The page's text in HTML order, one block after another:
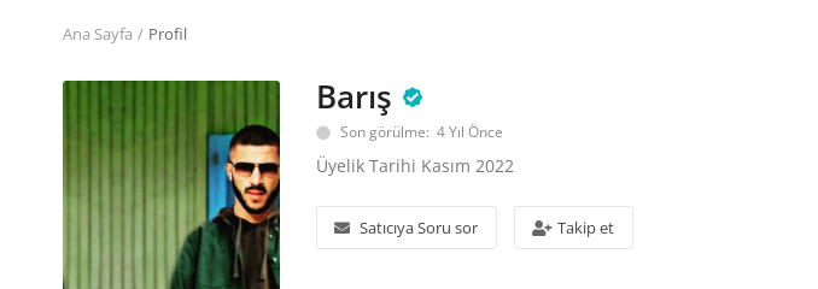
Ana Sayfa Profil
Barış
Son görülme: 4 Yıl Önce
Üyelik Tarihi Kasım 2022
Satıcıya Soru sor Takip et